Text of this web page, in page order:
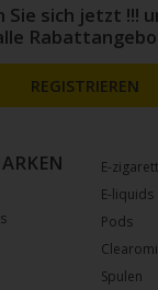
E-
E-liquids
Pods
Spulen
Sie sich jetzt !!!
REGISTRIEREN